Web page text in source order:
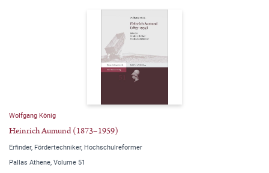
Wolfgang König
Heinrich Aumund (1873–1959)
Erfinder, Fördertechniker, Hochschulreformer
Pallas Athene, Volume 51